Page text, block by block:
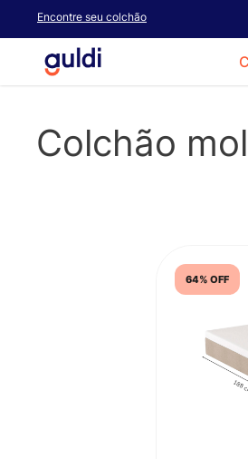
content
Encontre seu colchão
Colchão
64% OFF